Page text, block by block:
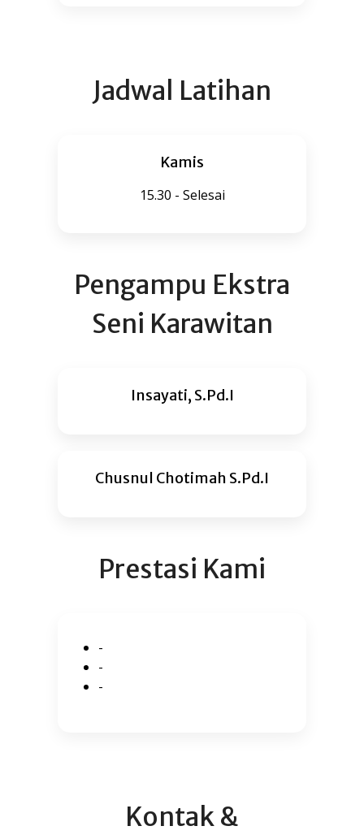
Jadwal Latihan
Kamis
15.30 - Selesai
Pengampu Ekstra
Seni Karawitan
Insayati, S.Pd.I
Chusnul Chotimah S.Pd.I
Prestasi Kami
-
-
-
Kontak &